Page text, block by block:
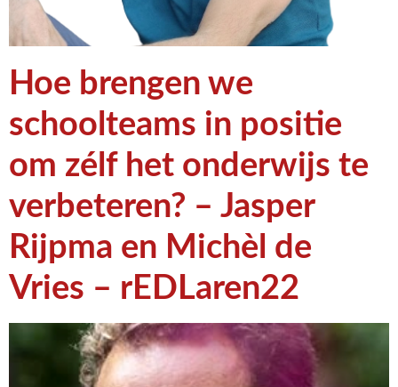
Hoe brengen we
schoolteams in positie
om zélf het onderwijs te
verbeteren? – Jasper
Rijpma en Michèl de
Vries – rEDLaren22